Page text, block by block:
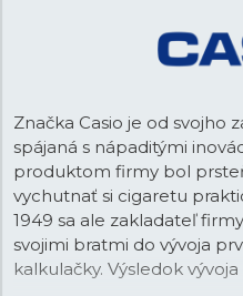
Značka Casio je od svojho
spájaná s nápaditými
produktom firmy bol
vychutnať si cigaretu
1949 sa ale zakladateľ
svojimi bratmi do vývoja
kalkulačky. Výsledok